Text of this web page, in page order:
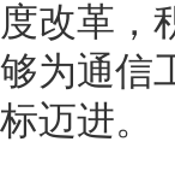
度改革，
够为通信
标迈进。